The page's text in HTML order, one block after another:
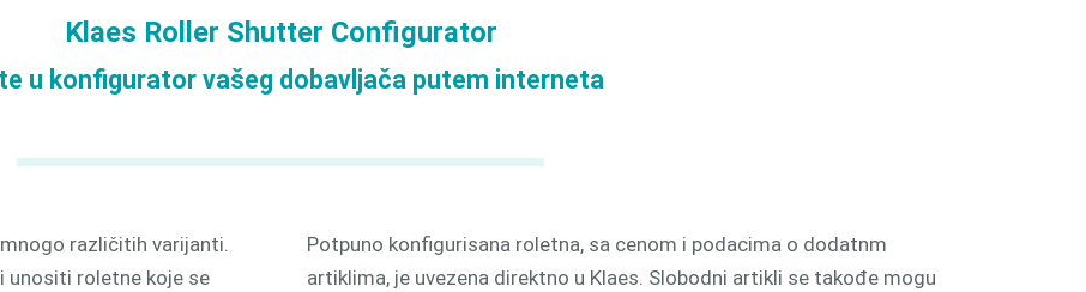
Klaes Roller Shutter Configurator
u konfigurator vašeg dobavljača putem interneta
različitih varijanti.
unositi roletne koje se
Potpuno konfigurisana roletna, sa cenom i podacima o dodatnm
artiklima, je uvezena direktno u Klaes. Slobodni artikli se takođe mogu